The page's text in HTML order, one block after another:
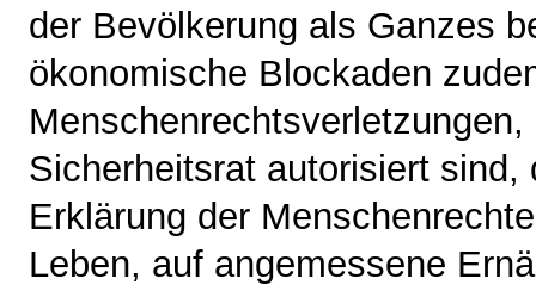
der Bevölkerung als Ganzes
ökonomische Blockaden
Sicherheitsrat autorisiert
Erklärung der
Leben, auf angemessene